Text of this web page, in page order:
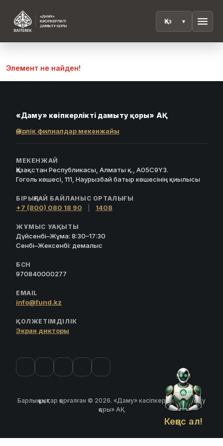
menu
Кеңес ал!
Элемент не найден!
«Даму» кәсіпкерлікті дамыту қоры» АҚ
Өңірлік филиалдар мекенжайы
МЕКЕНЖАЙ
Қазақстан Республикасы, Алматы қ., A05C9Y3.
Гоголь көшесі, 111, Наурызбай батыр көшесінің қиылысы
БІРЫҢҒАЙ БАЙЛАНЫС ОРТАЛЫҒЫ
+7 (800) 080 18 90 1408
ЖҰМЫС УАҚЫТЫ
Дүйсенбі–Жұма: 8:30–17:30
Сенбі–Жексенбі: демалыс
БСН
970840000277
EMAIL
info@fund.kz
ҚОЛЖЕТІМДІЛІК
Экран дикторы
Барлық құқықтар қорғалған © 2026. «Даму» кәсіпкерлікті дамыту
қоры» АҚ